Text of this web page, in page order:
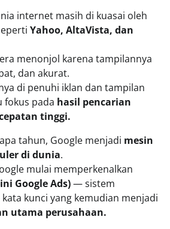
internet masih di kuasai oleh
Yahoo, AltaVista, dan
menonjol karena tampilannya
dan akurat.
di penuhi iklan dan tampilan
fokus pada hasil pencarian
tinggi.
tahun, Google menjadi mesin
di dunia.
mulai memperkenalkan
Google Ads)— sistem
kunci yang kemudian menjadi
utama perusahaan.